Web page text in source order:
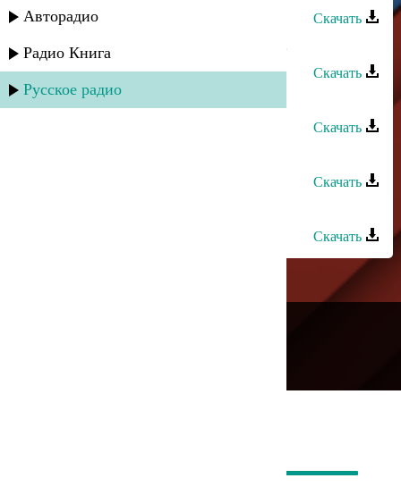
Авторадио
Радио Книга
Русское радио
Скачать
Асхат Айдемиров - Мендей сени...
Скачать
Асхат Айдемиров - Сестры
Скачать
Скачать
Скачать